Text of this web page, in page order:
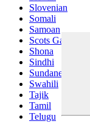
Slovenian
Somali
Samoan
Scots Gaelic
Shona
Sindhi
Sundanese
Swahili
Tajik
Tamil
Telugu